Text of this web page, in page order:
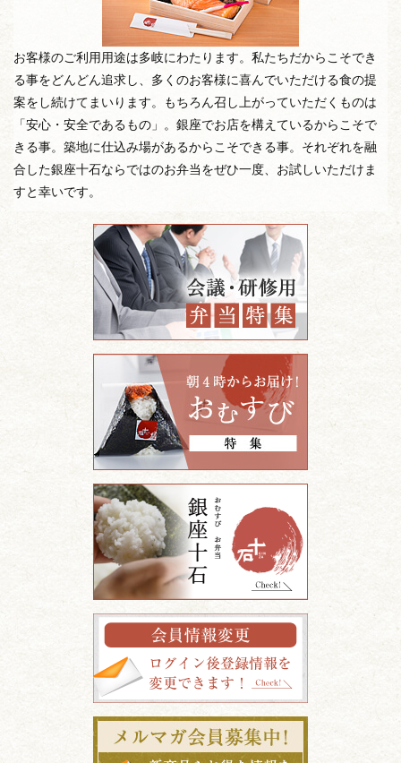
お客様のご利用用途は多岐にわたります。私たちだからこそでき
る事をどんどん追求し、多くのお客様に喜んでいただける食の提
案をし続けてまいります。もちろん召し上がっていただくものは
「安心・安全であるもの」。銀座でお店を構えているからこそで
きる事。築地に仕込み場があるからこそできる事。それぞれを融
合した銀座十石ならではのお弁当をぜひ一度、お試しいただけま
すと幸いです。